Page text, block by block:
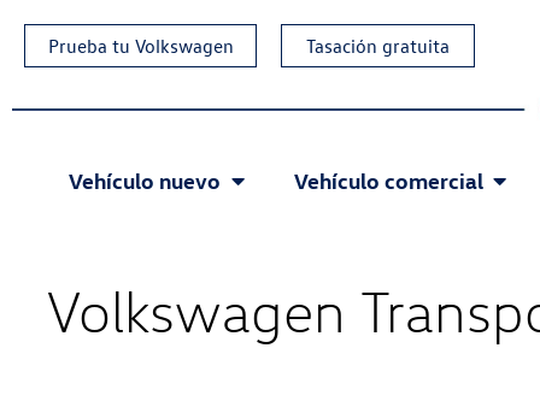
Prueba tu Volkswagen Tasación gratuita
Vehículo nuevo Vehículo comercial
Volkswagen